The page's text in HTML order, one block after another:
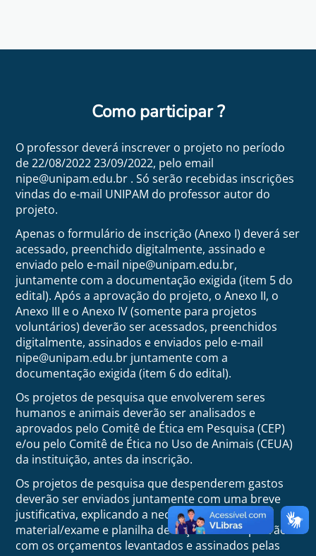
Como participar ?
O professor deverá inscrever o projeto no período
de 22/08/2022 23/09/2022, pelo email
nipe@unipam.edu.br . Só serão recebidas inscrições
vindas do e-mail UNIPAM do professor autor do
projeto.
Apenas o formulário de inscrição (Anexo I) deverá ser
acessado, preenchido digitalmente, assinado e
enviado pelo e-mail nipe@unipam.edu.br,
juntamente com a documentação exigida (item 5 do
edital). Após a aprovação do projeto, o Anexo II, o
Anexo III e o Anexo IV (somente para projetos
voluntários) deverão ser acessados, preenchidos
digitalmente, assinados e enviados pelo e-mail
nipe@unipam.edu.br juntamente com a
documentação exigida (item 6 do edital).
Os projetos de pesquisa que envolverem seres
humanos e animais deverão ser analisados e
aprovados pelo Comitê de Ética em Pesquisa (CEP)
e/ou pelo Comitê de Ética no Uso de Animais (CEUA)
da instituição, antes da inscrição.
Os projetos de pesquisa que despenderem gastos
deverão ser enviados juntamente com uma breve
justificativa, explicando a necessidade de tal
material/exame e planilha de orçamentária padrão
com os orçamentos levantados e assinados pelas